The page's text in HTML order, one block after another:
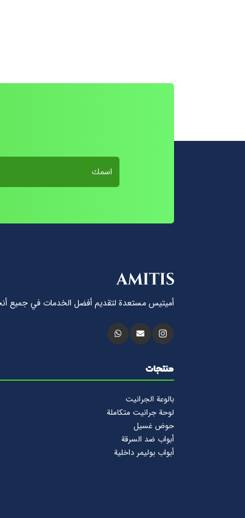
أميتيس مستعدة لتقديم أفضل الخدمات في جميع
منتجات
بالوعة الجرانيت
لوحة جرانيت متكاملة
حوض غسيل
أبواب ضد السرقة
أبواب بوليمر داخلية